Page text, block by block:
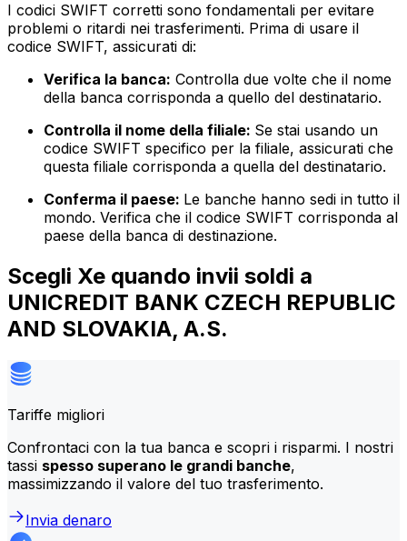
I codici SWIFT corretti sono fondamentali per evitare
problemi o ritardi nei trasferimenti. Prima di usare il
codice SWIFT, assicurati di:
Verifica la banca: Controlla due volte che il nome
della banca corrisponda a quello del destinatario.
Controlla il nome della filiale: Se stai usando un
codice SWIFT specifico per la filiale, assicurati che
questa filiale corrisponda a quella del destinatario.
Conferma il paese: Le banche hanno sedi in tutto il
mondo. Verifica che il codice SWIFT corrisponda al
paese della banca di destinazione.
Scegli Xe quando invii soldi a
UNICREDIT BANK CZECH REPUBLIC
AND SLOVAKIA, A.S.
Tariffe migliori
Confrontaci con la tua banca e scopri i risparmi. I nostri
tassi spesso superano le grandi banche,
massimizzando il valore del tuo trasferimento.
Invia denaro